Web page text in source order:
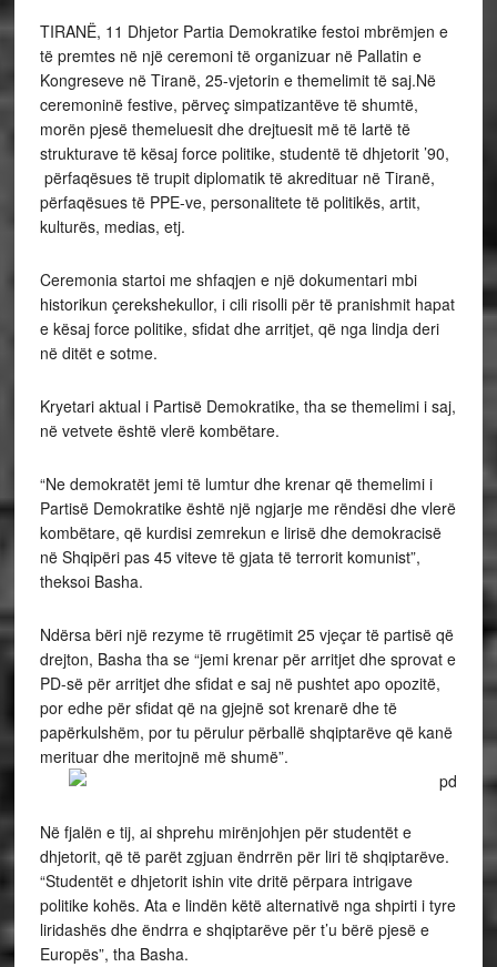
TIRANË, 11 Dhjetor Partia Demokratike festoi mbrëmjen e
të premtes në një ceremoni të organizuar në Pallatin e
Kongreseve në Tiranë, 25-vjetorin e themelimit të saj.Në
ceremoninë festive, përveç simpatizantëve të shumtë,
morën pjesë themeluesit dhe drejtuesit më të lartë të
strukturave të kësaj force politike, studentë të dhjetorit ’90,
përfaqësues të trupit diplomatik të akredituar në Tiranë,
përfaqësues të PPE-ve, personalitete të politikës, artit,
kulturës, medias, etj.
Ceremonia startoi me shfaqjen e një dokumentari mbi
historikun çerekshekullor, i cili risolli për të pranishmit hapat
e kësaj force politike, sfidat dhe arritjet, që nga lindja deri
në ditët e sotme.
Kryetari aktual i Partisë Demokratike, tha se themelimi i saj,
në vetvete është vlerë kombëtare.
“Ne demokratët jemi të lumtur dhe krenar që themelimi i
Partisë Demokratike është një ngjarje me rëndësi dhe vlerë
kombëtare, që kurdisi zemrekun e lirisë dhe demokracisë
në Shqipëri pas 45 viteve të gjata të terrorit komunist”,
theksoi Basha.
Ndërsa bëri një rezyme të rrugëtimit 25 vjeçar të partisë që
drejton, Basha tha se “jemi krenar për arritjet dhe sprovat e
PD-së për arritjet dhe sfidat e saj në pushtet apo opozitë,
por edhe për sfidat që na gjejnë sot krenarë dhe të
papërkulshëm, por tu përulur përballë shqiptarëve që kanë
merituar dhe meritojnë më shumë”.
Në fjalën e tij, ai shprehu mirënjohjen për studentët e
dhjetorit, që të parët zgjuan ëndrrën për liri të shqiptarëve.
“Studentët e dhjetorit ishin vite dritë përpara intrigave
politike kohës. Ata e lindën këtë alternativë nga shpirti i tyre
liridashës dhe ëndrra e shqiptarëve për t’u bërë pjesë e
Europës”, tha Basha.